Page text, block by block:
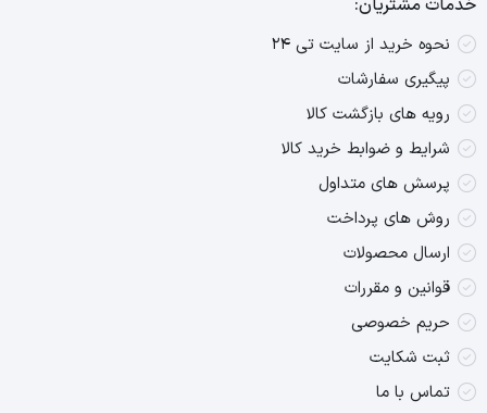
نحوه خرید از سایت تی ۲۴
پیگیری سفارشات
رویه های بازگشت کالا
شرایط و ضوابط خرید کالا
پرسش های متداول
روش های پرداخت
ارسال محصولات
قوانین و مقررات
حریم خصوصی
ثبت شکایت
تماس با ما